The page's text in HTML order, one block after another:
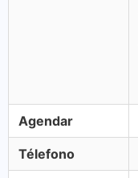
Agendar
Télefono